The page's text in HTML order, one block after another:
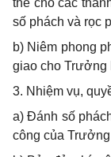
thể cho các
số phách và rọc
b) Niêm phong
giao cho Trưởng
3. Nhiệm vụ,
a) Đánh số
công của